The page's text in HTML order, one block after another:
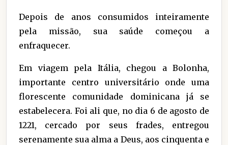
Depois de anos consumidos inteiramente
pela missão, sua saúde começou a
enfraquecer.
Em viagem pela Itália, chegou a Bolonha,
importante centro universitário onde uma
florescente comunidade dominicana já se
estabelecera. Foi ali que, no dia 6 de agosto de
1221, cercado por seus frades, entregou
serenamente sua alma a Deus, aos cinquenta e